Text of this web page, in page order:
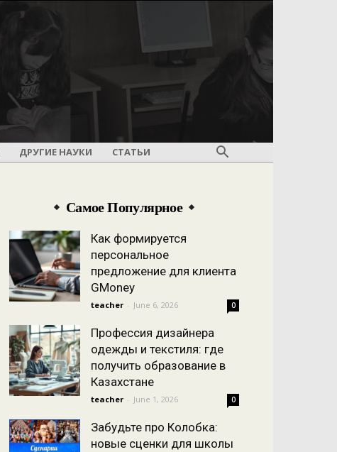
ДРУГИЕ НАУКИ СТАТЬИ
Самое Популярное
Как формируется
персональное
предложение для клиента
GMoney
teacher - June 6, 2026 0
Профессия дизайнера
одежды и текстиля: где
получить образование в
Казахстане
teacher - June 1, 2026 0
Забудьте про Колобка:
новые сценки для школы